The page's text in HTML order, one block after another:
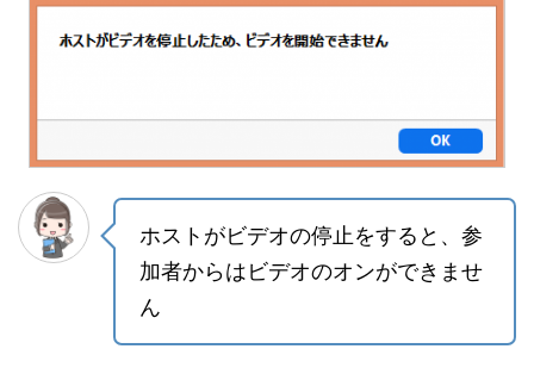
ホストがビデオの停止をすると、参
加者からはビデオのオンができませ
ん